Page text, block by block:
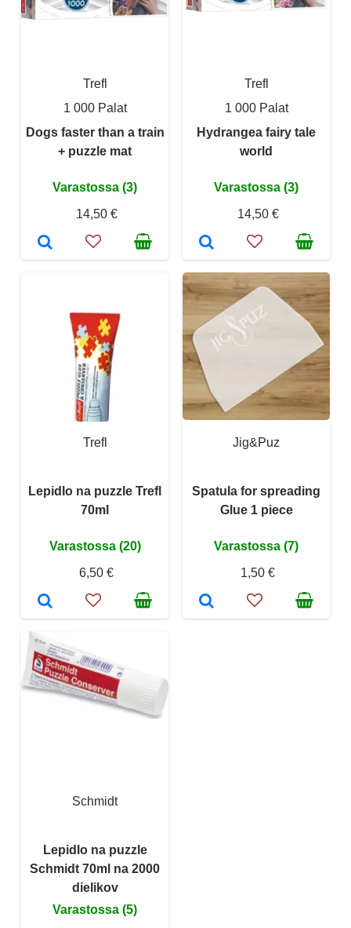
Trefl
1 000 Palat
Dogs faster than a train
+ puzzle mat
Varastossa (3)
14,50 €
Trefl
1 000 Palat
Hydrangea fairy tale
world
Varastossa (3)
14,50 €
Trefl
Lepidlo na puzzle Trefl
70ml
Varastossa (20)
6,50 €
Jig&Puz
Spatula for spreading
Glue 1 piece
Varastossa (7)
1,50 €
Schmidt
Lepidlo na puzzle
Schmidt 70ml na 2000
dielikov
Varastossa (5)